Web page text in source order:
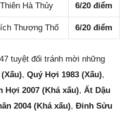
Thiên Hà Thủy 6/20 điểm
Thượng Thổ 6/20 điểm
tuyệt đối tránh mời những
, Quý Hợi 1983 (Xấu),
Hợi 2007 (Khá xấu), Ất Dậu
2004 (Khá xấu), Đinh Sửu